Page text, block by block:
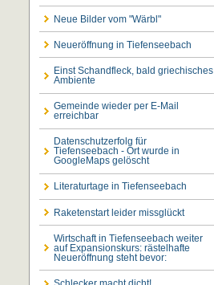
Neue Bilder vom "Wärbl"
Neueröffnung in Tiefenseebach
Einst Schandfleck, bald griechisches
Ambiente
Gemeinde wieder per E-Mail
erreichbar
Datenschutzerfolg für
Tiefenseebach - Ort wurde in
GoogleMaps gelöscht
Literaturtage in Tiefenseebach
Raketenstart leider missglückt
Wirtschaft in Tiefenseebach weiter
auf Expansionskurs: rästelhafte
Neueröffnung steht bevor: